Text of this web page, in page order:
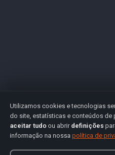
Utilizamos cookies e tecnologias
do site, estatísticas e conteúdos de
aceitar tudo ou abrir definições
informação na nossa política de